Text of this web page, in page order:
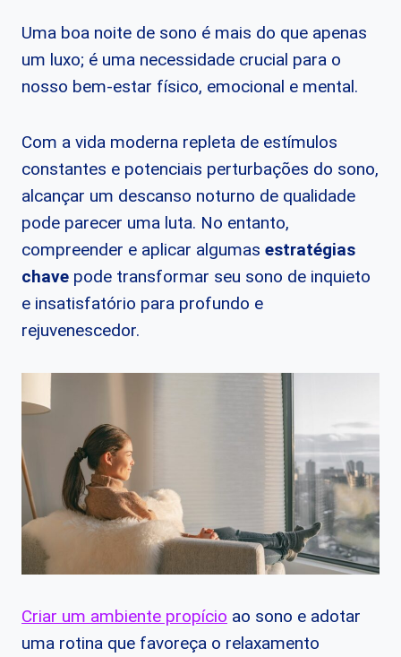
Uma boa noite de sono é mais do que apenas
um luxo; é uma necessidade crucial para o
nosso bem-estar físico, emocional e mental.
Com a vida moderna repleta de estímulos
constantes e potenciais perturbações do sono,
alcançar um descanso noturno de qualidade
pode parecer uma luta. No entanto,
compreender e aplicar algumas estratégias
chave pode transformar seu sono de inquieto
e insatisfatório para profundo e
rejuvenescedor.
Criar um ambiente propício ao sono e adotar
uma rotina que favoreça o relaxamento